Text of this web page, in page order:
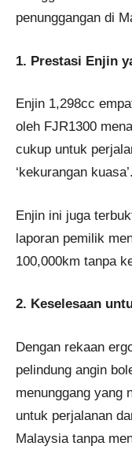
penunggangan di
1. Prestasi Enjin
Enjin 1,298cc
oleh FJR1300
cukup untuk
‘kekurangan kuasa’.
Enjin ini juga
laporan pemilik
100,000km tanpa
2. Keselesaan
Dengan rekaan
pelindung angin
menunggang yang
untuk perjalanan
Malaysia tanpa